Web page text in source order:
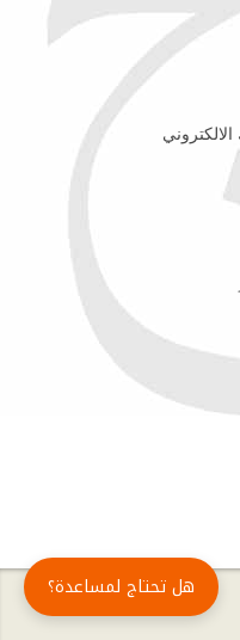
هل تحتاج لمساعدة؟